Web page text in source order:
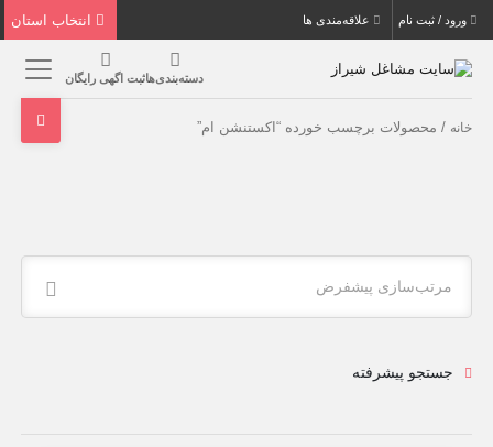
ورود / ثبت نام علاقه‌مندی ها
دسته‌بندی‌هاثبت اگهی رایگان
خانه / محصولات برچسب خورده “اکستنشن ام”
مرتب‌سازی پیشفرض
جستجو پیشرفته